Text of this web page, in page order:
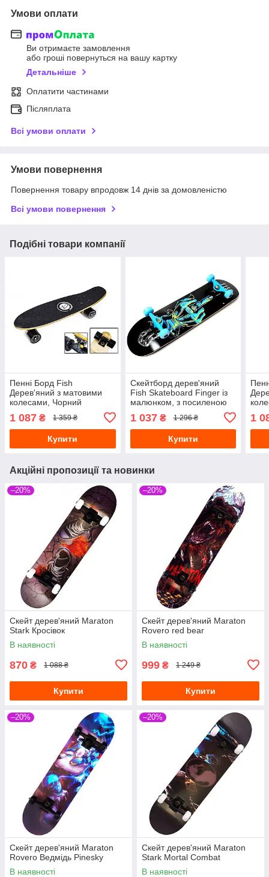
Умови оплати
Ви отримаєте замовлення
або гроші повернуться на вашу картку
Детальніше
Оплатити частинами
Післяплата
Всі умови оплати
Умови повернення
Повернення товару впродовж 14 днів за домовленістю
Всі умови повернення
Подібні товари компанії
Пенні Борд Fish
Дерев'яний з матовими
колесами, Чорний
1 087 ₴ 1 359 ₴
Купити
Скейтборд дерев'яний
Fish Skateboard Finger із
малюнком, з посиленою
1 037₴ 1 296 ₴
Купити
1
Акційні пропозиції та новинки
–20%
Скейт дерев'яний Maraton
Stark Кросівок
В наявності
870 ₴ 1 088 ₴
Купити
–20%
Скейт дерев'яний Maraton
Rovero red bear
В наявності
999 ₴ 1 249 ₴
Купити
–20%
Скейт дерев'яний Maraton
Rovero Ведмідь Pinesky
В наявності
–20%
Скейт дерев'яний Maraton
Stark Mortal Combat
В наявності